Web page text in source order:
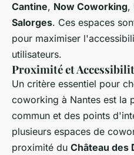
Cantine, Now Coworking,
Salorges. Ces espaces
pour maximiser
utilisateurs.
Proximité et
Un critère essentiel pour
coworking à Nantes est la
commun et des points
plusieurs espaces de
proximité du Château des